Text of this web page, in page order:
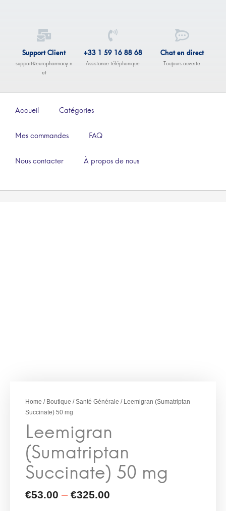
Support Client
support@europharmacy.n
et
+33 1 59 16 88 68
Assistance téléphonique
Chat en direct
Toujours ouverte
Accueil Catégories
Mes commandes FAQ
Nous contacter À propos de nous
Home / Boutique /Santé Générale / Leemigran (Sumatriptan
Succinate) 50 mg